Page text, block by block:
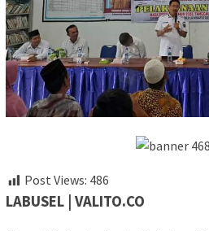
Post Views: 486
LABUSEL | VALITO.CO